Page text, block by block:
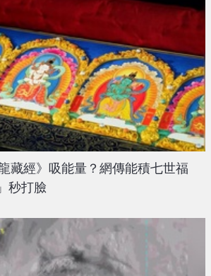
藏經》吸能量？網傳能積七世福
秒打臉